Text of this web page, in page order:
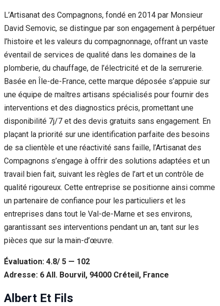
L’Artisanat des Compagnons, fondé en 2014 par Monsieur
David Semovic, se distingue par son engagement à perpétuer
l’histoire et les valeurs du compagnonnage, offrant un vaste
éventail de services de qualité dans les domaines de la
plomberie, du chauffage, de l’électricité et de la serrurerie.
Basée en Île-de-France, cette marque déposée s’appuie sur
une équipe de maîtres artisans spécialisés pour fournir des
interventions et des diagnostics précis, promettant une
disponibilité 7j/7 et des devis gratuits sans engagement. En
plaçant la priorité sur une identification parfaite des besoins
de sa clientèle et une réactivité sans faille, l’Artisanat des
Compagnons s’engage à offrir des solutions adaptées et un
travail bien fait, suivant les règles de l’art et un contrôle de
qualité rigoureux. Cette entreprise se positionne ainsi comme
un partenaire de confiance pour les particuliers et les
entreprises dans tout le Val-de-Marne et ses environs,
garantissant ses interventions pendant un an, tant sur les
pièces que sur la main-d’œuvre.
Évaluation: 4.8/ 5 — 102
Adresse: 6 All. Bourvil, 94000 Créteil, France
Albert Et Fils